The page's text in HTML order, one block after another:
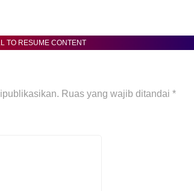
TO RESUME CONTENT
Ruas yang wajib ditandai *